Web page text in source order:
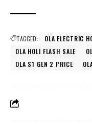
TAGGED:
OLA ELECTRIC
OLA HOLI FLASH SALE
OLA S1 GEN 2 PRICE